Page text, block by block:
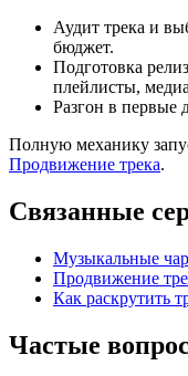
Аудит трека и
бюджет.
Подготовка
плейлисты,
Разгон в первые
Полную механику
Продвижение трека.
Связанные
Музыкальные
Продвижение
Как раскрутить
Частые